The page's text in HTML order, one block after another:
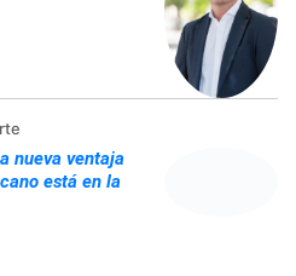
nueva ventaja
está en la